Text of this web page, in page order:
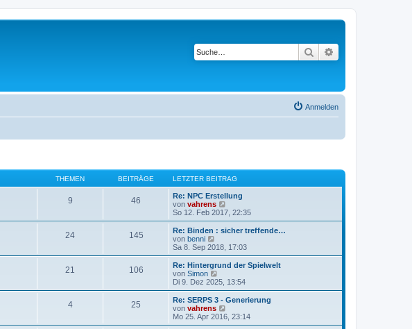
Suche
Anmelden
THEMEN BEITRÄGE LETZTER BEITRAG
9 46
Re: NPC Erstellung
von vahrens
e
u
e
B
e
i
r
g
So 12. Feb 2017, 22:35
24 145
Re: Binden : sicher treffende…
von benni
e
u
e
s
t
r
B
e
i
Sa 8. Sep 2018, 17:03
21 106
Re: Hintergrund der Spielwelt
von Simon
e
u
e
s
t
Di 9. Dez 2025, 13:54
4 25
Re: SERPS 3 - Generierung
von vahrens
e
u
Mo 25. Apr 2016, 23:14